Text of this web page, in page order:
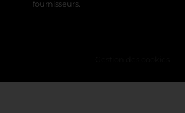
fournisseurs.